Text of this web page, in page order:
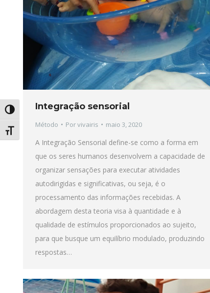
Alternar alto contraste
Alternar tamanho da fonte
Integração sensorial
Método Porvivairis maio 3, 2020
A Integração Sensorial define-se como a forma em
que os seres humanos desenvolvem a capacidade de
organizar sensações para executar atividades
autodirigidas e significativas, ou seja, é o
processamento das informações recebidas. A
abordagem desta teoria visa à quantidade e à
qualidade de estímulos proporcionados ao sujeito,
para que busque um equilíbrio modulado, produzindo
respostas…